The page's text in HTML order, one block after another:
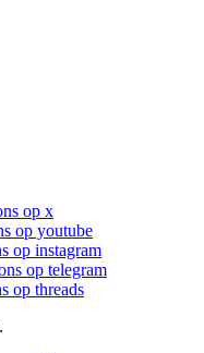
op x
op youtube
op instagram
op telegram
op threads